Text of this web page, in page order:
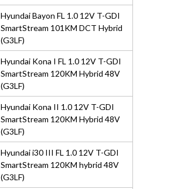
Hyundai Bayon FL 1.0 12V T-GDI
SmartStream 101KM DCT Hybrid
(G3LF)
Hyundai Kona I FL 1.0 12V T-GDI
SmartStream 120KM Hybrid 48V
(G3LF)
Hyundai Kona II 1.0 12V T-GDI
SmartStream 120KM Hybrid 48V
(G3LF)
Hyundai i30 III FL 1.0 12V T-GDI
SmartStream 120KM hybrid 48V
(G3LF)